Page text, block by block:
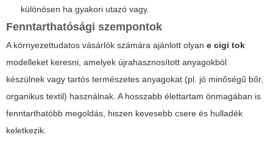
különösen ha gyakori utazó vagy.
Fenntarthatósági szempontok
A környezettudatos vásárlók számára ajánlott olyan e cigi tok
modelleket keresni, amelyek újrahasznosított anyagokból
készülnek vagy tartós természetes anyagokat (pl. jó minőségű bőr,
organikus textil) használnak. A hosszabb élettartam önmagában is
fenntarthatóbb megoldás, hiszen kevesebb csere és hulladék
keletkezik.